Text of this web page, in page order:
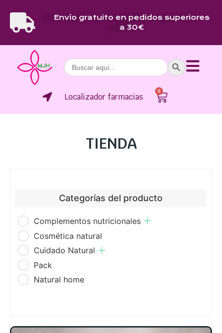
Envío gratuito en pedidos superiores
a 30€
Buscar: Botón de
Localizador farmacias
0
TIENDA
Categorías del producto
Complementos nutricionales
Cosmética natural
Cuidado Natural
Pack
Natural home